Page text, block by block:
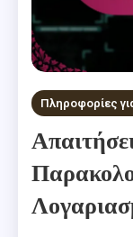
Πληροφορίες